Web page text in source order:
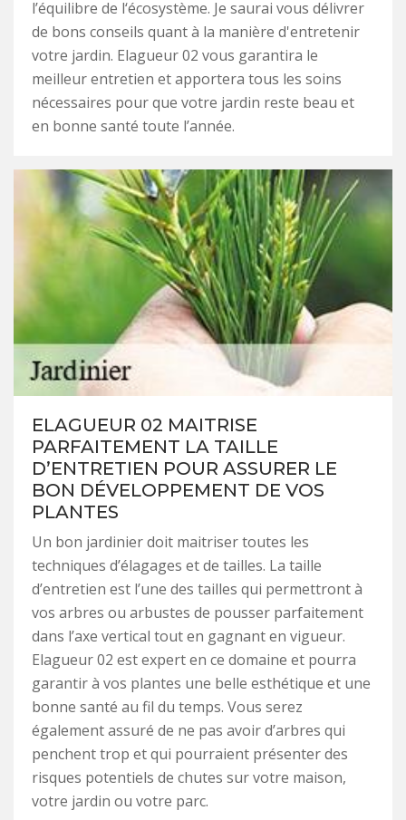
l’équilibre de l‘écosystème. Je saurai vous délivrer
de bons conseils quant à la manière d'entretenir
votre jardin. Elagueur 02 vous garantira le
meilleur entretien et apportera tous les soins
nécessaires pour que votre jardin reste beau et
en bonne santé toute l’année.
ELAGUEUR 02 MAITRISE
PARFAITEMENT LA TAILLE
D’ENTRETIEN POUR ASSURER LE
BON DÉVELOPPEMENT DE VOS
PLANTES
Un bon jardinier doit maitriser toutes les
techniques d’élagages et de tailles. La taille
d’entretien est l’une des tailles qui permettront à
vos arbres ou arbustes de pousser parfaitement
dans l’axe vertical tout en gagnant en vigueur.
Elagueur 02 est expert en ce domaine et pourra
garantir à vos plantes une belle esthétique et une
bonne santé au fil du temps. Vous serez
également assuré de ne pas avoir d’arbres qui
penchent trop et qui pourraient présenter des
risques potentiels de chutes sur votre maison,
votre jardin ou votre parc.